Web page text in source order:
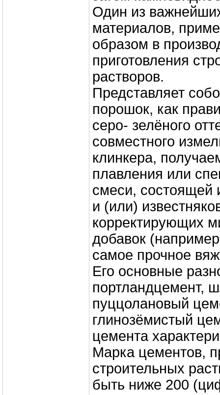
Один из
материалов,
образом в
приготовления
растворов.
Представляет
порошок, как
серо- зелёного
совместного
клинкера,
плавления или
смеси, состоящей
и (или)
корректирующих
добавок
самое прочное
Его основные
портландцемент,
пуццолановый
глинозёмистый
цемента
Марка цементов,
строительных
быть ниже 200